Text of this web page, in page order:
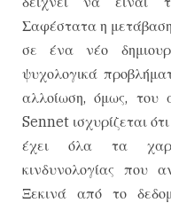
Σαφέστατα η
σε ένα νέο
ψυχολογικά
αλλοίωση, όμως, του
Sennet ισχυρίζεται
έχει όλα τα
κινδυνολογίας που
Ξεκινά από το